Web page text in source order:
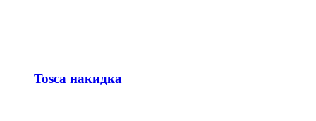
Tosca накидка